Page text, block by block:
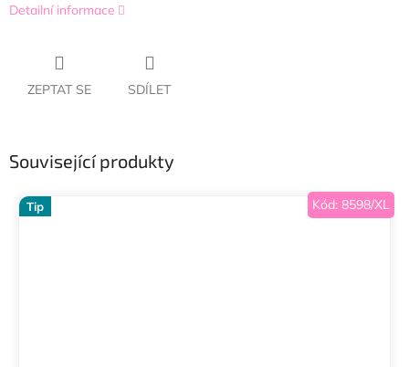
Detailní informace
ZEPTAT SE SDÍLET
Související produkty
Tip Kód: 8598/XL